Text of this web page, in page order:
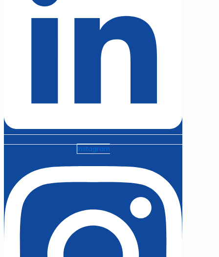
Instagram